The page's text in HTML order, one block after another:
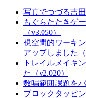
写真でつづる吉田
もぐらたたきゲ
（v3.050）
視空間的ワーキ
アップしました（
トレイルメイキ
た（v2.020）
数唱範囲課題を
ブロックタッピ